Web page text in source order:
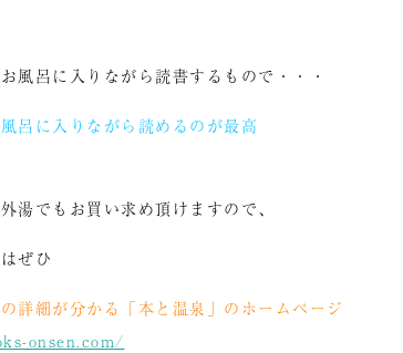
風呂に入りながら読書するもので・・・
呂に入りながら読めるのが最高
湯でもお買い求め頂けますので、
ぜひ
詳細が分かる「本と温泉」のホームページ
onsen.com/